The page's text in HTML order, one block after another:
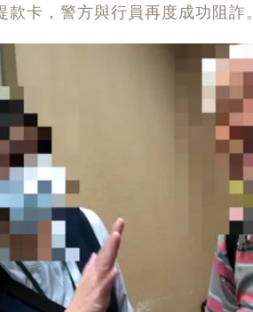
卡，警方與行員再度成功阻詐。